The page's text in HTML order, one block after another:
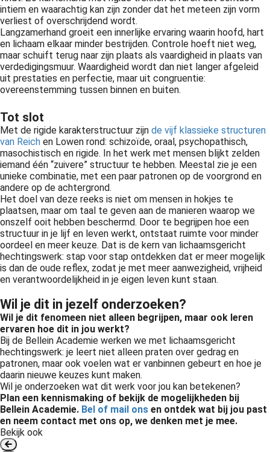
intiem en waarachtig kan zijn zonder dat het meteen zijn vorm
verliest of overschrijdend wordt.
Langzamerhand groeit een innerlijke ervaring waarin hoofd, hart
en lichaam elkaar minder bestrijden. Controle hoeft niet weg,
maar schuift terug naar zijn plaats als vaardigheid in plaats van
verdedigingsmuur. Waardigheid wordt dan niet langer afgeleid
uit prestaties en perfectie, maar uit congruentie:
overeenstemming tussen binnen en buiten.
Tot slot
Met de rigide karakterstructuur zijn de vijf klassieke structuren
van Reich en Lowen rond: schizoïde, oraal, psychopathisch,
masochistisch en rigide. In het werk met mensen blijkt zelden
iemand één “zuivere” structuur te hebben. Meestal zie je een
unieke combinatie, met een paar patronen op de voorgrond en
andere op de achtergrond.
Het doel van deze reeks is niet om mensen in hokjes te
plaatsen, maar om taal te geven aan de manieren waarop we
onszelf ooit hebben beschermd. Door te begrijpen hoe een
structuur in je lijf en leven werkt, ontstaat ruimte voor minder
oordeel en meer keuze. Dat is de kern van lichaamsgericht
hechtingswerk: stap voor stap ontdekken dat er meer mogelijk
is dan de oude reflex, zodat je met meer aanwezigheid, vrijheid
en verantwoordelijkheid in je eigen leven kunt staan.
Wil je dit in jezelf onderzoeken?
Wil je dit fenomeen niet alleen begrijpen, maar ook leren
ervaren hoe dit in jou werkt?
Bij de Bellein Academie werken we met lichaamsgericht
hechtingswerk: je leert niet alleen praten over gedrag en
patronen, maar ook voelen wat er vanbinnen gebeurt en hoe je
daarin nieuwe keuzes kunt maken.
Wil je onderzoeken wat dit werk voor jou kan betekenen?
Plan een kennismaking of bekijk de mogelijkheden bij
Bellein Academie. Bel of mail ons en ontdek wat bij jou past
en neem contact met ons op, we denken met je mee.
Bekijk ook